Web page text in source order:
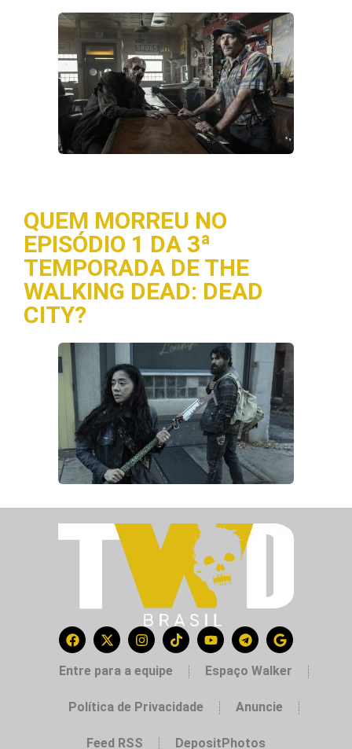
QUEM MORREU NO
EPISÓDIO 1 DA 3ª
TEMPORADA DE THE
WALKING DEAD: DEAD
CITY?
Entre para a equipe Espaço Walker
Política de Privacidade Anuncie
Feed RSS DepositPhotos